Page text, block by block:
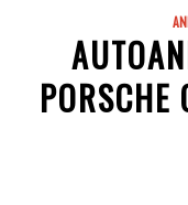
PORSCHE